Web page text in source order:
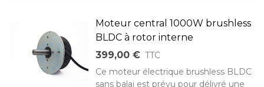
Moteur central 1000W brushless
BLDC à rotor interne
399,00 € TTC
Ce moteur électrique brushless BLDC
sans balai est prévu pour délivré une